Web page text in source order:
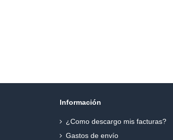
Información
¿Como descargo mis facturas?
Gastos de envío